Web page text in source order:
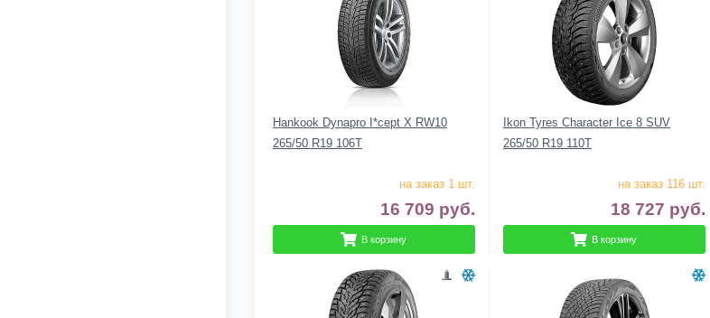
Hankook Dynapro I*cept X RW10
265/50 R19 106T
на заказ 1 шт.
16 709 руб.
В корзину
Ikon Tyres Character Ice 8 SUV
265/50 R19 110T
на заказ 116 шт.
18 727 руб.
В корзину